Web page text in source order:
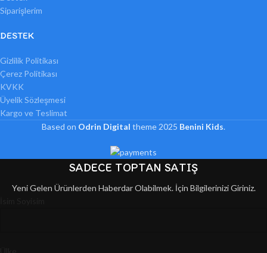
Siparişlerim
DESTEK
Gizlilik Politikası
Çerez Politikası
KVKK
Üyelik Sözleşmesi
Kargo ve Teslimat
Based on Odrin Digital theme 2025 Benini Kids.
SADECE TOPTAN SATIŞ
Yeni Gelen Ürünlerden Haberdar Olabilmek. İçin Bilgilerinizi Giriniz.